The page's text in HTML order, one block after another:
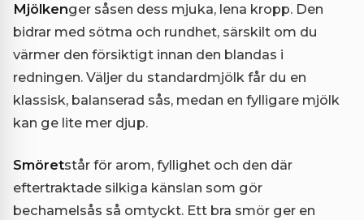
Mjölkenger såsen dess mjuka, lena kropp. Den
bidrar med sötma och rundhet, särskilt om du
värmer den försiktigt innan den blandas i
redningen. Väljer du standardmjölk får du en
klassisk, balanserad sås, medan en fylligare mjölk
kan ge lite mer djup.
Smöretstår för arom, fyllighet och den där
eftertraktade silkiga känslan som gör
bechamelsås så omtyckt. Ett bra smör ger en